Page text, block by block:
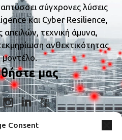
Consent
σύγχρονες λύσεις
και Cyber Resilience,
τεχνική άμυνα,
ανθεκτικότητας
μοντέλο.
μας